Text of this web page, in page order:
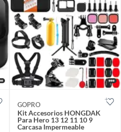
GOPRO
Kit Accesorios HONGDAK
Para Hero 13 12 11 10 9
Carcasa Impermeable